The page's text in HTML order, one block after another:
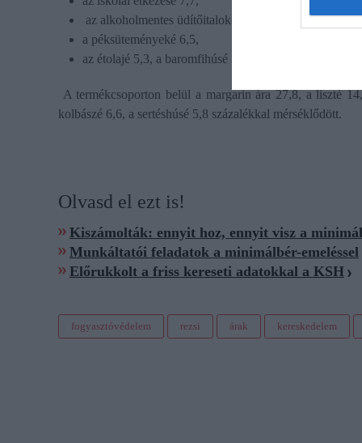
az alkoholmentes üdítőitaloké 7,2,
a péksüteményeké 6,5,
az étolajé 5,3, a baromfihúsé 3,1 százalékkal.
A termékcsoporton belül a margarin ára 27,8, a liszté
kolbászé 6,6, a sertéshúsé 5,8 százalékkal mérséklődött.
Olvasd el ezt is!
Kiszámolták: ennyit hoz, ennyit visz a
Munkáltatói feladatok a minimálbér-emeléssel
Előrukkolt a friss kereseti adatokkal a KSH
fogyasztóvédelem rezsi árak kereskedelem